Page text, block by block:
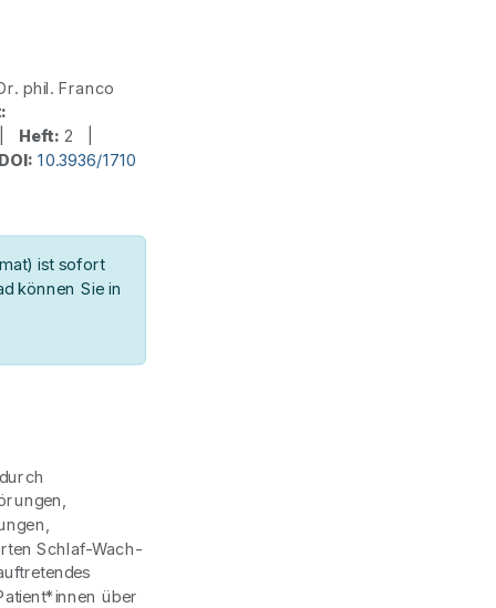
phil. Franco
Heft: 2 |
DOI: 10.3936/1710
ist sofort
können Sie in
Schlaf-Wach-
über